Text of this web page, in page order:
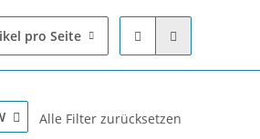
pro Seite
Alle Filter zurücksetzen